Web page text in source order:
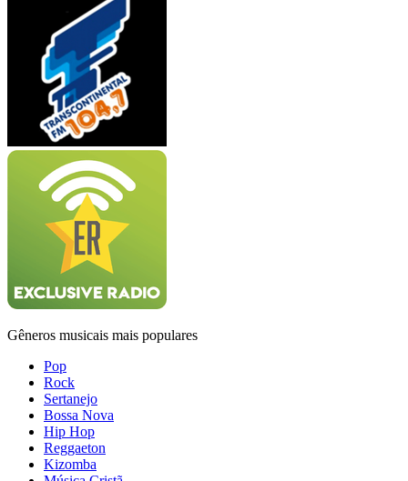
Gêneros musicais mais populares
Pop
Rock
Sertanejo
Bossa Nova
Hip Hop
Reggaeton
Kizomba